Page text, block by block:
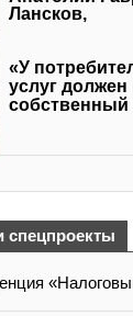
Лансков,
«У
услуг должен
собственный
спецпроекты